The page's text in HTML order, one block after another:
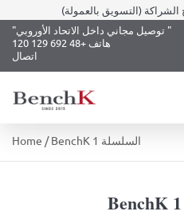
content
"توصيل مجاني داخل الاتحاد الأوروبي "
هاتف +48 692 129 120
اتصال
Home / BenchK 1 السلسلة